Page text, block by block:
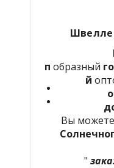
п образный
й
Вы можете
"